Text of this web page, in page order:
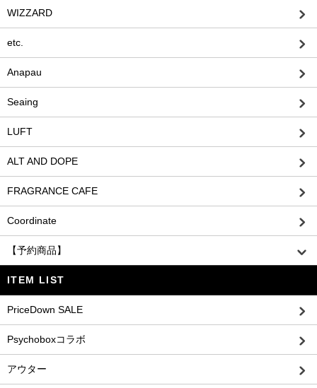
WIZZARD
etc.
Anapau
Seaing
LUFT
ALT AND DOPE
FRAGRANCE CAFE
Coordinate
【予約商品】
ITEM LIST
PriceDown SALE
Psychoboxコラボ
アウター